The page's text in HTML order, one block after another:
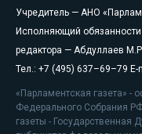
Учредитель — АНО
Исполняющий обязанности
редактора — Абдуллаев
Тел.: +7 (495) 637–69–79 E-
«Парламентская газета» -
Федерального Собрания
газеты -